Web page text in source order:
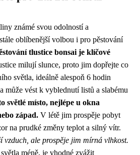
známé svou odolností a
oblíbenější volbou i pro pěstování
tlustice bonsai je klíčové
milují slunce, proto jim dopřejte co
světla, ideálně alespoň 6 hodin
může vést k vyblednutí listů a slabému
světlé místo, nejlépe u okna
západ. V létě jim prospěje pobyt
na prudké změny teplot a silný vítr.
vzduch, ale prospěje jim mírná vlhkost.
méně, je vhodné zvážit